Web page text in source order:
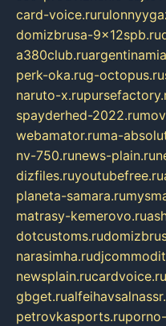
card-voice.ru
domizbrusa-9x12spb.ru
a380club.ru
perk-oka.rug-octopus.ru
naruto-x.ru
spayderhed-2022.ru
webamator.ruma-
nv-750.runews-plain.ru
dizfiles.ruyoutubefree.ru
planeta-samara.ru
matrasy-kemerovo.ru
dotcustoms.ru
narasimha.ru
newsplain.rucardvoice.ru
gbget.ru
petrovkasports.ru